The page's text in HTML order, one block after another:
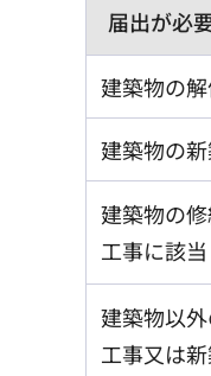
届出が必
建築物の
建築物の
建築物の
工事に該当
建築物以
工事又は新